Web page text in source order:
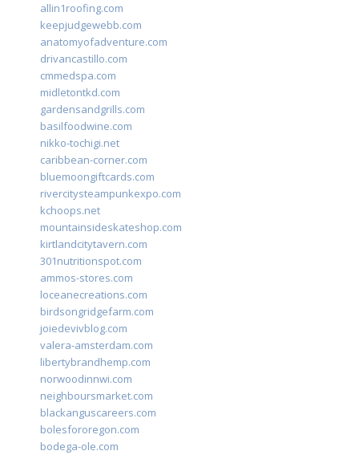
allin1roofing.com
keepjudgewebb.com
anatomyofadventure.com
drivancastillo.com
cmmedspa.com
midletontkd.com
gardensandgrills.com
basilfoodwine.com
nikko-tochigi.net
caribbean-corner.com
bluemoongiftcards.com
rivercitysteampunkexpo.com
kchoops.net
mountainsideskateshop.com
kirtlandcitytavern.com
301nutritionspot.com
ammos-stores.com
loceanecreations.com
birdsongridgefarm.com
joiedevivblog.com
valera-amsterdam.com
libertybrandhemp.com
norwoodinnwi.com
neighboursmarket.com
blackanguscareers.com
bolesfororegon.com
bodega-ole.com